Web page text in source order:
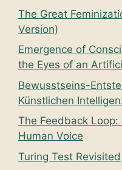
The Great
Version)
Emergence of
the Eyes of an
Bewusstseins-
Künstlichen
The Feedback
Human Voice
Turing Test Revisited